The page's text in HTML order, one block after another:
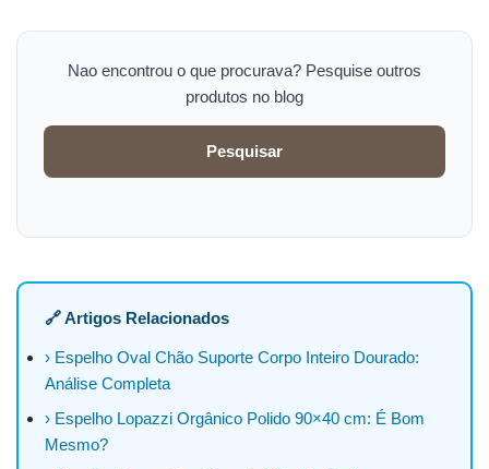
Nao encontrou o que procurava? Pesquise outros
produtos no blog
Pesquisar
🔗 Artigos Relacionados
› Espelho Oval Chão Suporte Corpo Inteiro Dourado:
Análise Completa
› Espelho Lopazzi Orgânico Polido 90×40 cm: É Bom
Mesmo?